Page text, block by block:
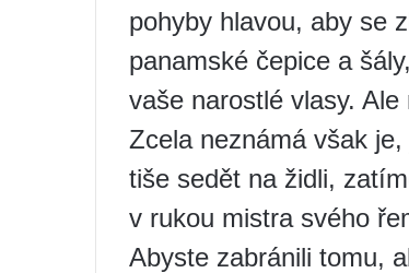
pohyby hlavou, aby se
panamské čepice a
vaše narostlé vlasy.
Zcela neznámá však
tiše sedět na židli,
v rukou mistra svého
Abyste zabránili tomu,